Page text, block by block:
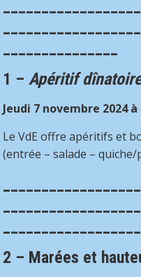
1 –Apéritif
Jeudi 7 novembre 2024
Le VdE offre apéritifs et
(entrée – salade –
2 – Marées et